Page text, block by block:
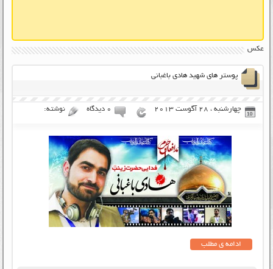
عکس
پوستر های شهید هادی باغبانی
چهارشنبه ، 28 آگوست 2013 ۰ دیدگاه نوشته:
ادامه ی مطلب